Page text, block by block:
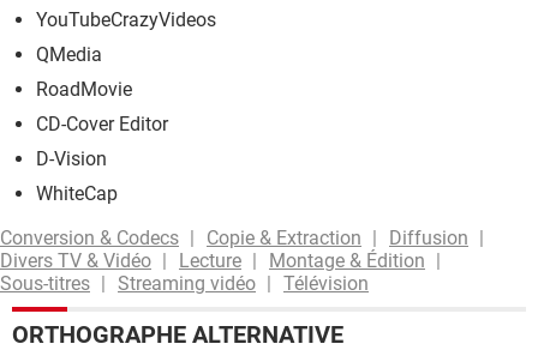
YouTubeCrazyVideos
QMedia
RoadMovie
CD-Cover Editor
D-Vision
WhiteCap
Conversion & Codecs
Copie & Extraction
Diffusion
Divers TV & Vidéo
Lecture
Montage & Édition
Sous-titres
Streaming vidéo Télévision
ORTHOGRAPHE ALTERNATIVE